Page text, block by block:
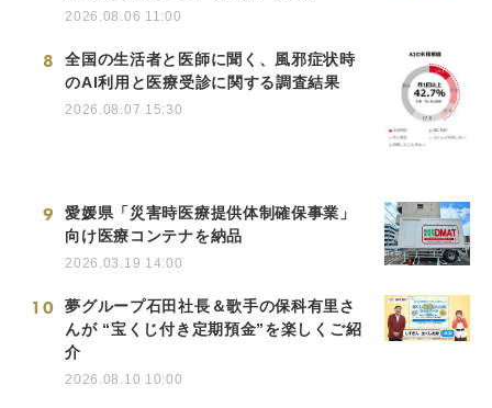
2026.08.06 11:00
8
全国の生活者と医師に聞く、風邪症状時
のAI利用と医療受診に関する調査結果
2026.08.07 15:30
9
愛媛県「災害時医療提供体制確保事業」
向け医療コンテナを納品
2026.03.19 14:00
10
夢グループ石田社長＆歌手の保科有里さ
んが “宝くじ付き定期預金”を楽しくご紹
介
2026.08.10 10:00